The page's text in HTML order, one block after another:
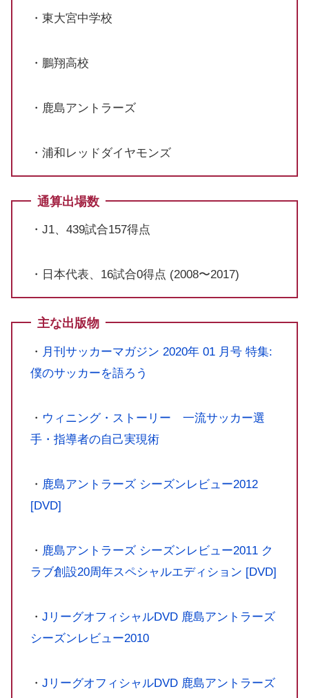
・東大宮中学校
・鵬翔高校
・鹿島アントラーズ
・浦和レッドダイヤモンズ
通算出場数
・J1、439試合157得点
・日本代表、16試合0得点 (2008〜2017)
主な出版物
・ 月刊サッカーマガジン 2020年 01 月号 特集:
僕のサッカーを語ろう
・ ウィニング・ストーリー 一流サッカー選
手・指導者の自己実現術
・ 鹿島アントラーズ シーズンレビュー2012
[DVD]
・ 鹿島アントラーズ シーズンレビュー2011 ク
ラブ創設20周年スペシャルエディション [DVD]
・ JリーグオフィシャルDVD 鹿島アントラーズ
シーズンレビュー2010
・ JリーグオフィシャルDVD 鹿島アントラーズ